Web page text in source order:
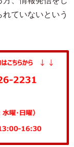
ていないという